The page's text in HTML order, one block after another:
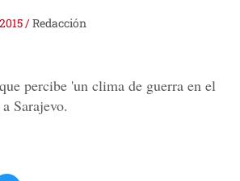
/Redacción
percibe 'un clima de guerra en el
Sarajevo.